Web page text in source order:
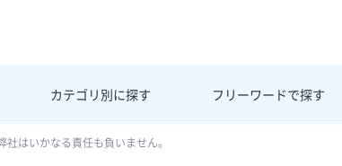
カテゴリ別に探す フリーワードで探す
はいかなる責任も負いません。